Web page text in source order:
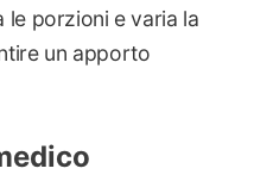
le porzioni e varia la
un apporto